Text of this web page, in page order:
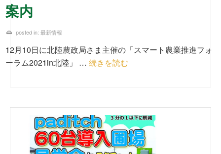
案内
posted in: 最新情報
12月10日に北陸農政局さま主催の「スマート農業推進フォ
ーラム2021in北陸」 … 続きを読む